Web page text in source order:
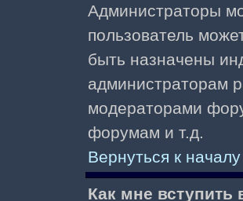
Администраторы
пользователь
быть назначены
администраторам
модераторами
форумам и т.д.
Вернуться к началу
Как мне вступить